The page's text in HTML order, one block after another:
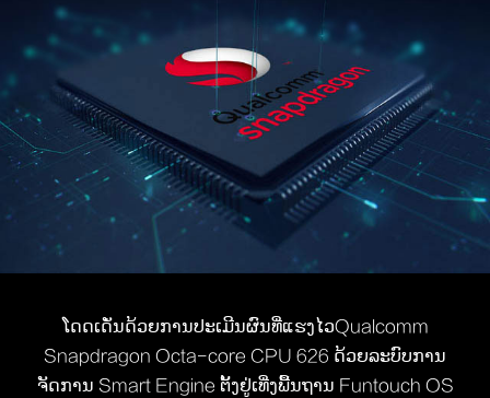
ໂດດເດັ່ນດ້ວຍການປະເມີນຜົນທີ່ແຮງໄວQualcomm
Snapdragon Octa-core CPU 626 ດ້ວຍລະບົບການ
ຈັດການ Smart Engine ຕັ້ງຢູ່ເທີ່ງພື້ນຖານ Funtouch OS